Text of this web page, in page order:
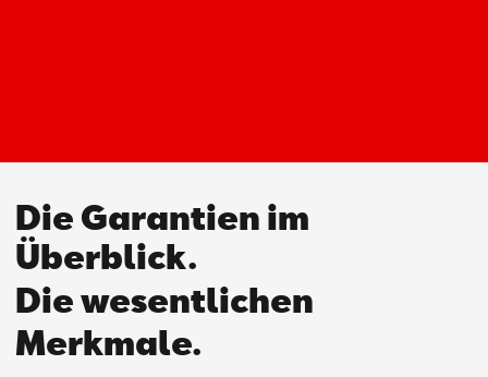
Die Garantien im
Überblick.
Die wesentlichen
Merkmale.